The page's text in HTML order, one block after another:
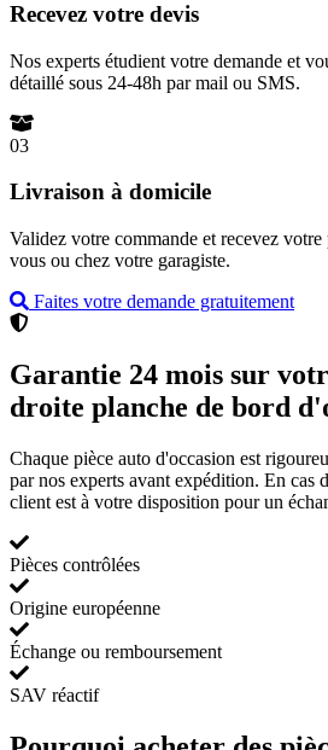
Recevez votre devis
Nos experts étudient votre demande et
détaillé sous 24-48h par mail ou SMS.
03
Livraison à domicile
Validez votre commande et recevez
vous ou chez votre garagiste.
Faites votre demande gratuitement
Garantie 24 mois sur
droite planche de bord
Chaque pièce auto d'occasion est
par nos experts avant expédition. En cas
client est à votre disposition pour un
Pièces contrôlées
Origine européenne
Échange ou remboursement
SAV réactif